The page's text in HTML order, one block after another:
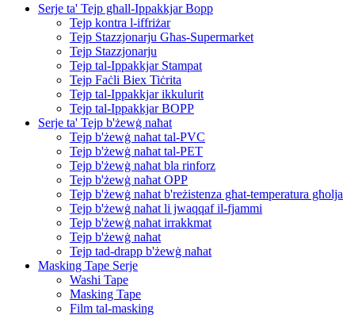
Serje ta' Tejp għall-Ippakkjar Bopp
Tejp kontra l-iffriżar
Tejp Stazzjonarju Għas-Supermarket
Tejp Stazzjonarju
Tejp tal-Ippakkjar Stampat
Tejp Faċli Biex Tiċrita
Tejp tal-Ippakkjar ikkulurit
Tejp tal-Ippakkjar BOPP
Serje ta' Tejp b'żewġ naħat
Tejp b'żewġ naħat tal-PVC
Tejp b'żewġ naħat tal-PET
Tejp b'żewġ naħat bla rinforz
Tejp b'żewġ naħat OPP
Tejp b'żewġ naħat b'reżistenza għat-temperatura għolja
Tejp b'żewġ naħat li jwaqqaf il-fjammi
Tejp b'żewġ naħat irrakkmat
Tejp b'żewġ naħat
Tejp tad-drapp b'żewġ naħat
Masking Tape Serje
Washi Tape
Masking Tape
Film tal-masking